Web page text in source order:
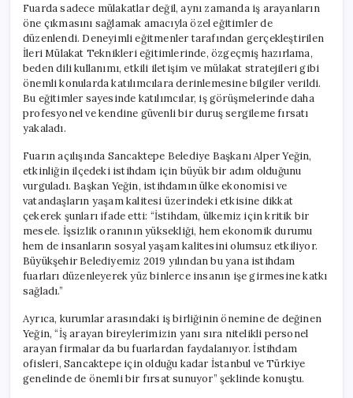
Fuarda sadece mülakatlar değil, aynı zamanda iş arayanların
öne çıkmasını sağlamak amacıyla özel eğitimler de
düzenlendi. Deneyimli eğitmenler tarafından gerçekleştirilen
İleri Mülakat Teknikleri eğitimlerinde, özgeçmiş hazırlama,
beden dili kullanımı, etkili iletişim ve mülakat stratejileri gibi
önemli konularda katılımcılara derinlemesine bilgiler verildi.
Bu eğitimler sayesinde katılımcılar, iş görüşmelerinde daha
profesyonel ve kendine güvenli bir duruş sergileme fırsatı
yakaladı.
Fuarın açılışında Sancaktepe Belediye Başkanı Alper Yeğin,
etkinliğin ilçedeki istihdam için büyük bir adım olduğunu
vurguladı. Başkan Yeğin, istihdamın ülke ekonomisi ve
vatandaşların yaşam kalitesi üzerindeki etkisine dikkat
çekerek şunları ifade etti: “İstihdam, ülkemiz için kritik bir
mesele. İşsizlik oranının yüksekliği, hem ekonomik durumu
hem de insanların sosyal yaşam kalitesini olumsuz etkiliyor.
Büyükşehir Belediyemiz 2019 yılından bu yana istihdam
fuarları düzenleyerek yüz binlerce insanın işe girmesine katkı
sağladı.”
Ayrıca, kurumlar arasındaki iş birliğinin önemine de değinen
Yeğin, “İş arayan bireylerimizin yanı sıra nitelikli personel
arayan firmalar da bu fuarlardan faydalanıyor. İstihdam
ofisleri, Sancaktepe için olduğu kadar İstanbul ve Türkiye
genelinde de önemli bir fırsat sunuyor” şeklinde konuştu.